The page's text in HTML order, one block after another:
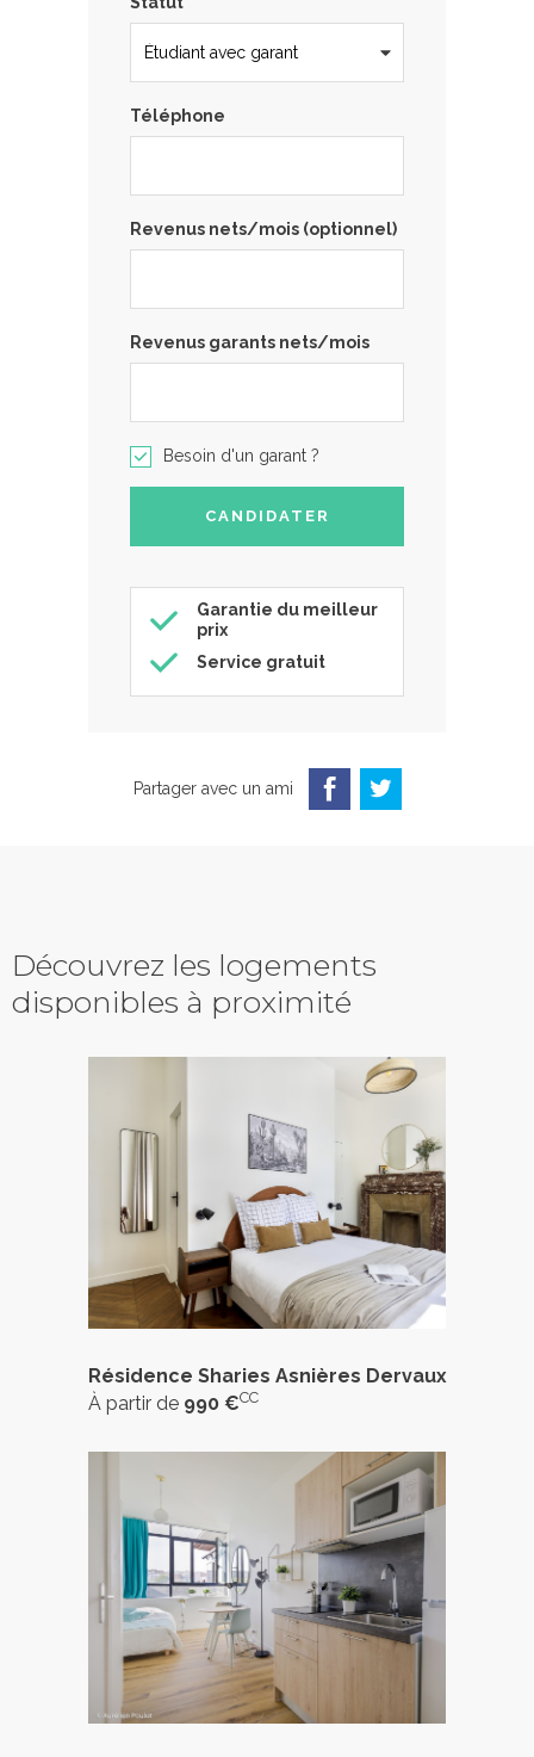
Téléphone
Revenus nets/mois (optionnel)
Revenus garants nets/mois
Besoin d'un garant ?
Garantie du meilleur
prix
Service gratuit
Partager avec un ami
Découvrez les logements
disponibles à proximité
Résidence Sharies Asnières Dervaux
À partir de 990 €CC